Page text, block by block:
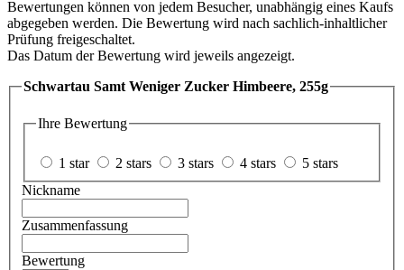
Bewertungen können von jedem Besucher, unabhängig eines Kaufs
abgegeben werden. Die Bewertung wird nach sachlich-inhaltlicher
Prüfung freigeschaltet.
Das Datum der Bewertung wird jeweils angezeigt.
Schwartau Samt Weniger Zucker Himbeere, 255g
Ihre Bewertung
1 star 2 stars 3 stars 4 stars
5 stars
Nickname
Zusammenfassung
Bewertung